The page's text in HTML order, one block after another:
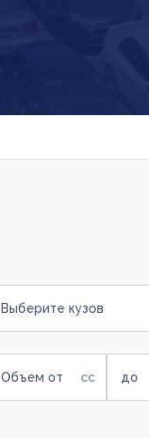
Выберите кузов
Объем от до